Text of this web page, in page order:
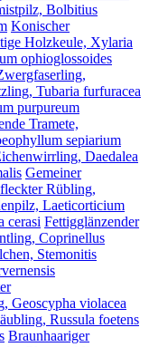
Bolbitius
Konischer
Holzkeule, Xylaria
ophioglossoides
Tubaria furfuracea
purpureum
Tramete,
sepiarium
Daedalea
Gemeiner
Rübling,
Laeticorticium
cerasi Fettigglänzender
Coprinellus
Stemonitis
Geoscypha violacea
Russula foetens
Braunhaariger